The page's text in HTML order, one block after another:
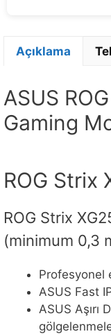
Açıklama
ASUS
Gaming
ROG Strix
ROG Strix
(minimum 0,3
Profesyonel
ASUS Fast
ASUS Aşırı